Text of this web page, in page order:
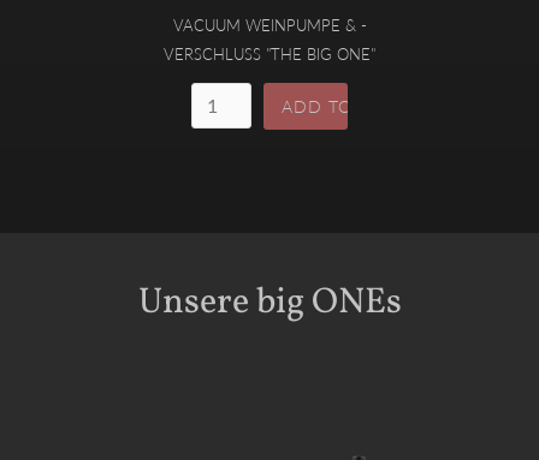
VACUUM WEINPUMPE & -
VERSCHLUSS "THE BIG ONE"
Unsere big ONEs